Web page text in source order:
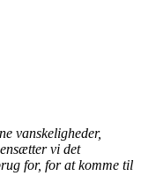
vanskeligheder,
vi det
for, for at komme til